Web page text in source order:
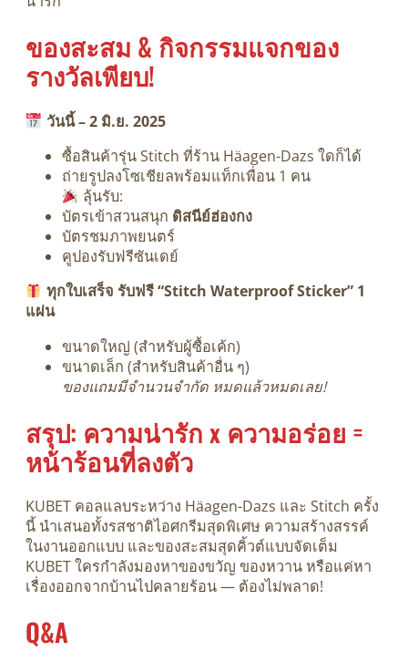
ของสะสม & กิจกรรมแจกของ
รางวัลเพียบ!
วันนี้ – 2 มิ.ย. 2025
ซื้อสินค้ารุ่น Stitch ที่ร้าน Häagen-Dazs ใดก็ได้
ถ่ายรูปลงโซเชียลพร้อมแท็กเพื่อน 1 คน
ลุ้นรับ:
บัตรเข้าสวนสนุก ดิสนีย์ฮ่องกง
บัตรชมภาพยนตร์
คูปองรับฟรีซันเดย์
ทุกใบเสร็จ รับฟรี “Stitch Waterproof Sticker” 1
แผ่น
ขนาดใหญ่ (สำหรับผู้ซื้อเค้ก)
ขนาดเล็ก (สำหรับสินค้าอื่น ๆ)
ของแถมมีจำนวนจำกัด หมดแล้วหมดเลย!
สรุป: ความน่ารัก x ความอร่อย =
หน้าร้อนที่ลงตัว
KUBET คอลแลบระหว่าง Häagen-Dazs และ Stitch ครั้ง
นี้ นำเสนอทั้งรสชาติไอศกรีมสุดพิเศษ ความสร้างสรรค์
ในงานออกแบบ และของสะสมสุดคิ้วต์แบบจัดเต็ม
KUBET ใครกำลังมองหาของขวัญ ของหวาน หรือแค่หา
เรื่องออกจากบ้านไปคลายร้อน — ต้องไม่พลาด!
Q&A